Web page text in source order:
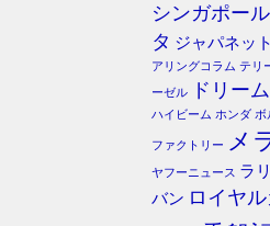
シンガポール
タ ジャパネッ
アリングコラム テリ
ーゼル
ドリー
ハイビーム ホンダ ボ
ファクトリー メ
ヤフーニュース ラ
バン ロイヤ